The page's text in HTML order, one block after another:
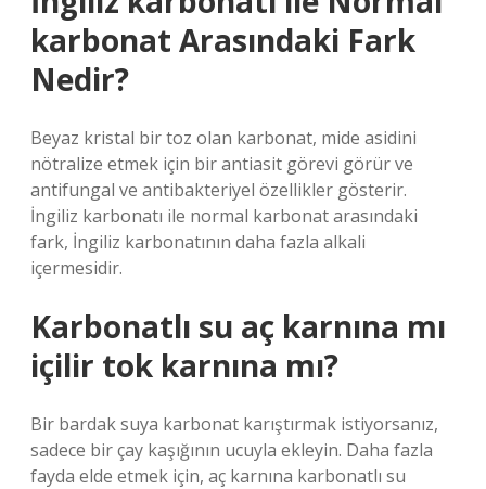
karbonat Arasındaki Fark
Nedir?
Beyaz kristal bir toz olan karbonat, mide asidini
nötralize etmek için bir antiasit görevi görür ve
antifungal ve antibakteriyel özellikler gösterir.
İngiliz karbonatı ile normal karbonat arasındaki
fark, İngiliz karbonatının daha fazla alkali
içermesidir.
Karbonatlı su aç karnına mı
içilir tok karnına mı?
Bir bardak suya karbonat karıştırmak istiyorsanız,
sadece bir çay kaşığının ucuyla ekleyin. Daha fazla
fayda elde etmek için, aç karnına karbonatlı su